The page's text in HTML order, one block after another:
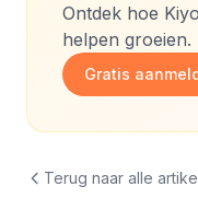
Ontdek hoe
helpen groeien.
Gratis
Terug naar alle